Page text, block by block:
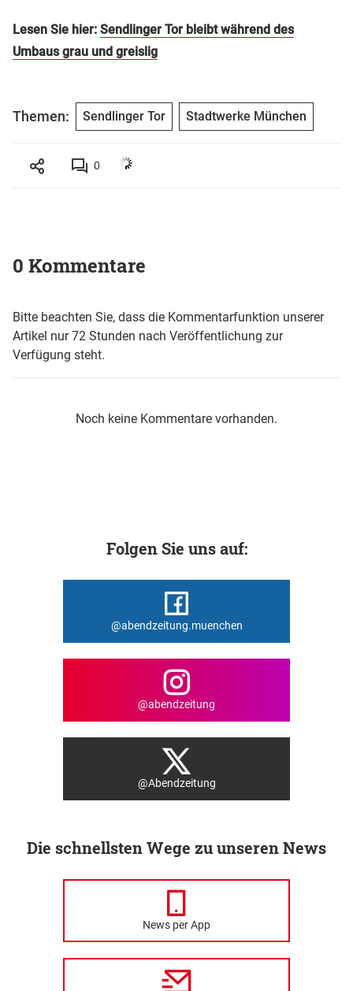
Lesen Sie hier: Sendlinger Tor bleibt während des
Umbaus grau und greislig
Themen: Sendlinger Tor Stadtwerke München
0
0 Kommentare
Bitte beachten Sie, dass die Kommentarfunktion unserer
Artikel nur 72 Stunden nach Veröffentlichung zur
Verfügung steht.
Noch keine Kommentare vorhanden.
Folgen Sie uns auf:
@abendzeitung.muenchen
@abendzeitung
@Abendzeitung
Die schnellsten Wege zu unseren News
News per App